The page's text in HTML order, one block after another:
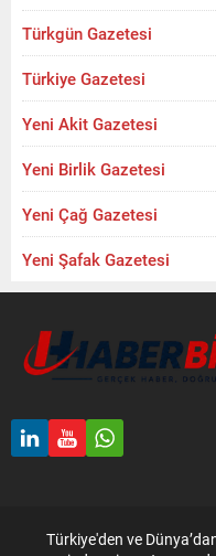
Türkgün Gazetesi
Türkiye Gazetesi
Yeni Akit Gazetesi
Yeni Birlik Gazetesi
Yeni Çağ Gazetesi
Yeni Şafak Gazetesi
Türkiye'den ve